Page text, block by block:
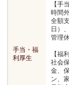
手当・福
利厚生
【手
時間
全額
日）
管理
【福
社会
金、
ン、